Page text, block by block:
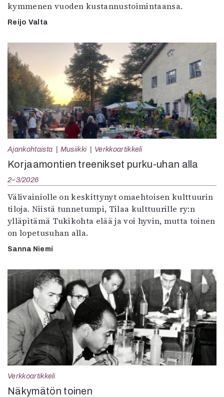
kymmenen vuoden kustannustoimintaansa.
Reijo Valta
Ajankohtaista Musiikki Verkkoartikkeli
Korjaamontien treenikset purku-uhan alla
2–3/2026
Välivainiolle on keskittynyt omaehtoisen kulttuurin
tiloja. Niistä tunnetumpi, Tilaa kulttuurille ry:n
ylläpitämä Tukikohta elää ja voi hyvin, mutta toinen
on lopetusuhan alla.
Sanna Niemi
Verkkoartikkeli
Näkymätön toinen